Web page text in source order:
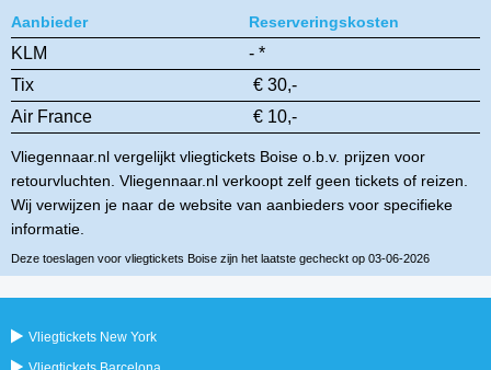
Aanbieder Reserveringskosten
KLM
- *
Tix
€ 30,-
Air France
€ 10,-
Vliegennaar.nl vergelijkt vliegtickets Boise o.b.v. prijzen voor
retourvluchten. Vliegennaar.nl verkoopt zelf geen tickets of reizen.
Wij verwijzen je naar de website van aanbieders voor specifieke
informatie.
Deze toeslagen voor vliegtickets Boise zijn het laatste gecheckt op 03-06-2026
Vliegtickets New York